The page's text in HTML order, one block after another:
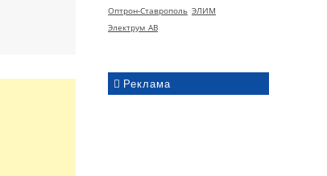
Оптрон-Ставрополь ЭЛИМ
Электрум АВ
Реклама